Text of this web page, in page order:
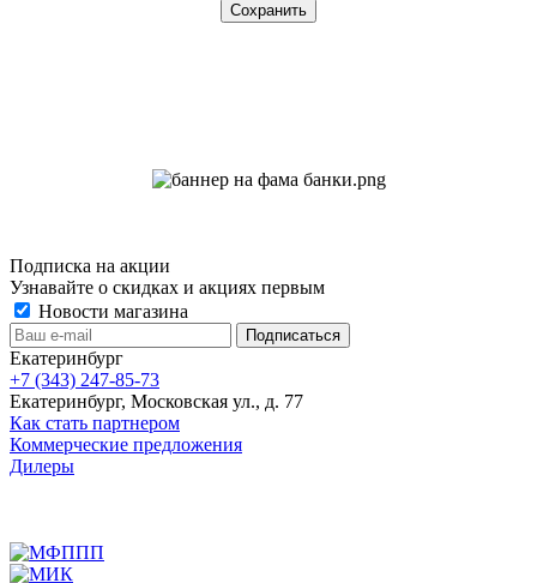
Подписка на акции
Узнавайте о скидках и акциях первым
Новости магазина
Екатеринбург
+7 (343) 247-85-73
Екатеринбург, Московская ул., д. 77
Как стать партнером
Коммерческие предложения
Дилеры